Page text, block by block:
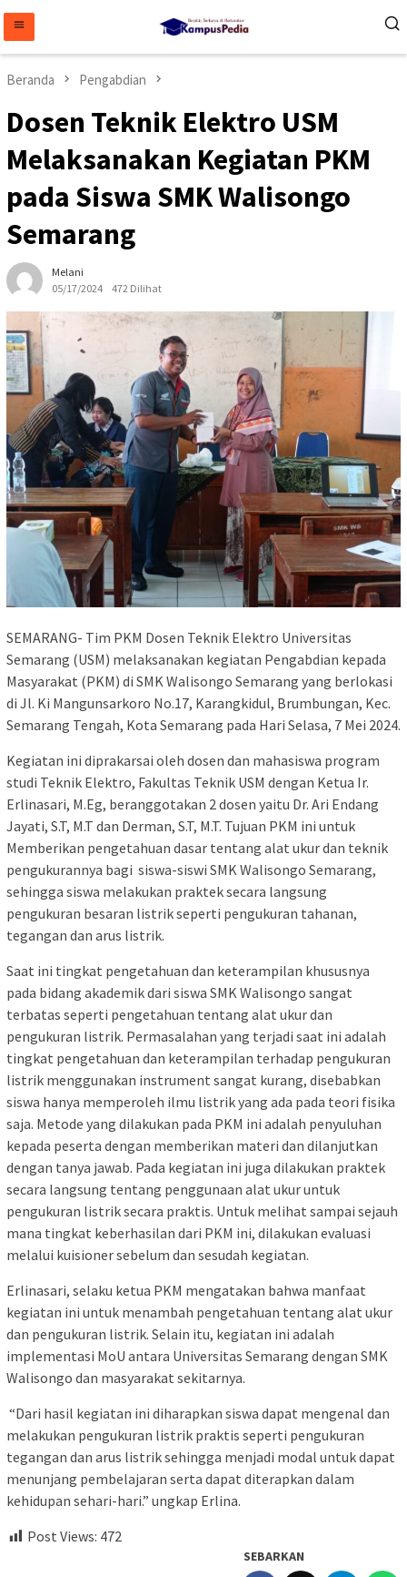
konten
Beranda Pengabdian
Dosen Teknik Elektro USM
Melaksanakan Kegiatan PKM
pada Siswa SMK Walisongo
Semarang
Melani
05/17/2024
472 Dilihat
SEMARANG- Tim PKM Dosen Teknik Elektro Universitas
Semarang (USM) melaksanakan kegiatan Pengabdian kepada
Masyarakat (PKM) di SMK Walisongo Semarang yang berlokasi
di Jl. Ki Mangunsarkoro No.17, Karangkidul, Brumbungan, Kec.
Semarang Tengah, Kota Semarang pada Hari Selasa, 7 Mei 2024.
Kegiatan ini diprakarsai oleh dosen dan mahasiswa program
studi Teknik Elektro, Fakultas Teknik USM dengan Ketua Ir.
Erlinasari, M.Eg, beranggotakan 2 dosen yaitu Dr. Ari Endang
Jayati, S.T, M.T dan Derman, S.T, M.T. Tujuan PKM ini untuk
Memberikan pengetahuan dasar tentang alat ukur dan teknik
pengukurannya bagi siswa-siswi SMK Walisongo Semarang,
sehingga siswa melakukan praktek secara langsung
pengukuran besaran listrik seperti pengukuran tahanan,
tegangan dan arus listrik.
Saat ini tingkat pengetahuan dan keterampilan khususnya
pada bidang akademik dari siswa SMK Walisongo sangat
terbatas seperti pengetahuan tentang alat ukur dan
pengukuran listrik. Permasalahan yang terjadi saat ini adalah
tingkat pengetahuan dan keterampilan terhadap pengukuran
listrik menggunakan instrument sangat kurang, disebabkan
siswa hanya memperoleh ilmu listrik yang ada pada teori fisika
saja. Metode yang dilakukan pada PKM ini adalah penyuluhan
kepada peserta dengan memberikan materi dan dilanjutkan
dengan tanya jawab. Pada kegiatan ini juga dilakukan praktek
secara langsung tentang penggunaan alat ukur untuk
pengukuran listrik secara praktis. Untuk melihat sampai sejauh
mana tingkat keberhasilan dari PKM ini, dilakukan evaluasi
melalui kuisioner sebelum dan sesudah kegiatan.
Erlinasari, selaku ketua PKM mengatakan bahwa manfaat
kegiatan ini untuk menambah pengetahuan tentang alat ukur
dan pengukuran listrik. Selain itu, kegiatan ini adalah
implementasi MoU antara Universitas Semarang dengan SMK
Walisongo dan masyarakat sekitarnya.
“Dari hasil kegiatan ini diharapkan siswa dapat mengenal dan
melakukan pengukuran listrik praktis seperti pengukuran
tegangan dan arus listrik sehingga menjadi modal untuk dapat
menunjang pembelajaran serta dapat diterapkan dalam
kehidupan sehari-hari.” ungkap Erlina.
Post Views: 472
SEBARKAN